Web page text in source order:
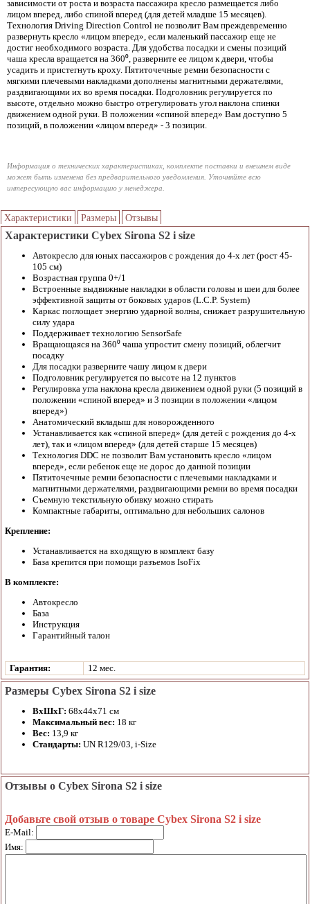
зависимости от роста и возраста пассажира кресло размещается либо
лицом вперед, либо спиной вперед (для детей младше 15 месяцев).
Технология Driving Direction Control не позволит Вам преждевременно
развернуть кресло «лицом вперед», если маленький пассажир еще не
достиг необходимого возраста. Для удобства посадки и смены позиций
чаша кресла вращается на 360⁰, разверните ее лицом к двери, чтобы
усадить и пристегнуть кроху. Пятиточечные ремни безопасности с
мягкими плечевыми накладками дополнены магнитными держателями,
раздвигающими их во время посадки. Подголовник регулируется по
высоте, отдельно можно быстро отрегулировать угол наклона спинки
движением одной руки. В положении «спиной вперед» Вам доступно 5
позиций, в положении «лицом вперед» - 3 позиции.
Информация о технических характеристиках, комплекте поставки и внешнем виде
может быть изменена без предварительного уведомления. Уточняйте всю
интересующую вас информацию у менеджера.
Характеристики Размеры Отзывы
Характеристики Cybex Sirona S2 i size
Автокресло для юных пассажиров с рождения до 4-х лет (рост 45-
105 см)
Возрастная группа 0+/1
Встроенные выдвижные накладки в области головы и шеи для более
эффективной защиты от боковых ударов (L.С.P. System)
Каркас поглощает энергию ударной волны, снижает разрушительную
силу удара
Поддерживает технологию SensorSafe
Вращающаяся на 360⁰ чаша упростит смену позиций, облегчит
посадку
Для посадки разверните чашу лицом к двери
Подголовник регулируется по высоте на 12 пунктов
Регулировка угла наклона кресла движением одной руки (5 позиций в
положении «спиной вперед» и 3 позиции в положении «лицом
вперед»)
Анатомический вкладыш для новорожденного
Устанавливается как «спиной вперед» (для детей с рождения до 4-х
лет), так и «лицом вперед» (для детей старше 15 месяцев)
Технология DDC не позволит Вам установить кресло «лицом
вперед», если ребенок еще не дорос до данной позиции
Пятиточечные ремни безопасности с плечевыми накладками и
магнитными держателями, раздвигающими ремни во время посадки
Съемную текстильную обивку можно стирать
Компактные габариты, оптимально для небольших салонов
Крепление:
Устанавливается на входящую в комплект базу
База крепится при помощи разъемов IsoFix
В комплекте:
Автокресло
База
Инструкция
Гарантийный талон
Гарантия: 12 мес.
Размеры Cybex Sirona S2 i size
ВхШхГ: 68х44х71 см
Максимальный вес: 18 кг
Вес: 13,9 кг
Стандарты: UN R129/03, i-Size
Отзывы о Cybex Sirona S2 i size
Добавьте свой отзыв о товаре Cybex Sirona S2 i size
E-Mail:
Имя: